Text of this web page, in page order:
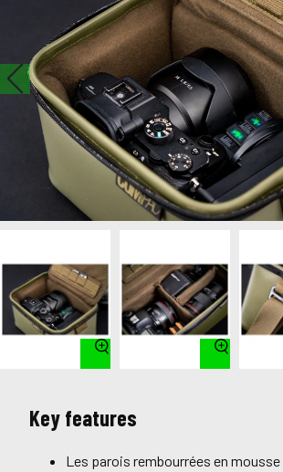
Key features
Les parois rembourrées en mousse